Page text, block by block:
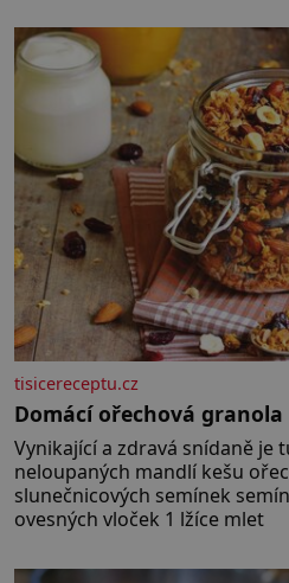
bez které si českou zahradu
představit. Její příběh je
tisicereceptu.cz
Domácí ořechová
Vynikající a zdravá snídaně je tu! Suroviny Vždy 1
neloupaných mandlí kešu
slunečnicových semínek
ovesných vloček 1 lžíce mlet